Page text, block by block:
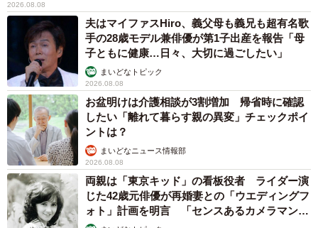
2026.08.08
夫はマイファスHiro、義父母も義兄も超有名歌
手の28歳モデル兼俳優が第1子出産を報告「母
子ともに健康…日々、大切に過ごしたい」
まいどなトピック
2026.08.08
お盆明けは介護相談が3割増加 帰省時に確認
したい「離れて暮らす親の異変」チェックポイ
ントは？
まいどなニュース情報部
2026.08.08
両親は「東京キッド」の看板役者 ライダー演
じた42歳元俳優が再婚妻との「ウエディングフ
ォト」計画を明言 「センスあるカメラマン求